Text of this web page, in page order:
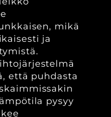
mikä
ja
että puhdasta
pysyy